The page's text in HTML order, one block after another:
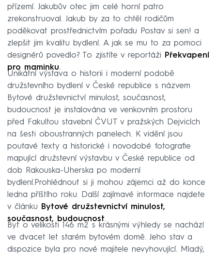
přízemí. Jakubův otec jim celé horní patro
zrekonstruoval. Jakub by za to chtěl rodičům
poděkovat prostřednictvím pořadu Postav si sen! a
zlepšit jim kvalitu bydlení. A jak se mu to za pomoci
designérů povedlo? To zjistíte v reportáži
Překvapení
pro maminku.
Unikátní výstava o historii i moderní podobě
družstevního bydlení v České republice s názvem
Bytové družstevnictví minulost, současnost,
budoucnost je instalována ve venkovním prostoru
před Fakultou stavební ČVUT v pražských Dejvicích
na šesti oboustranných panelech. K vidění jsou
poutavé texty a historické i novodobé fotografie
mapující družstevní výstavbu v České republice od
dob Rakouska-Uherska po moderní
bydlení.Prohlédnout si ji mohou zájemci až do konce
ledna příštího roku. Další zajímavé informace najdete
v článku
Bytové družstevnictví minulost,
současnost, budoucnost.
Byt o velikosti 146 m2 s krásnými výhledy se nachází
ve dvacet let starém bytovém domě. Jeho stav a
dispozice byla pro nové majitele nevyhovující. Mladý,